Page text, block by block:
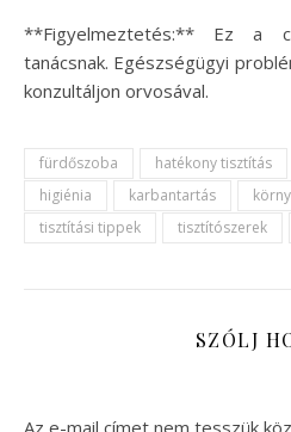
**Figyelmeztetés:** Ez a
tanácsnak. Egészségügyi
konzultáljon orvosával.
fürdőszoba hatékony tisztítás
higiénia
karbantartás
tisztítási tippek
tisztítószerek
SZÓLJ
Az e-mail címet nem tesszük